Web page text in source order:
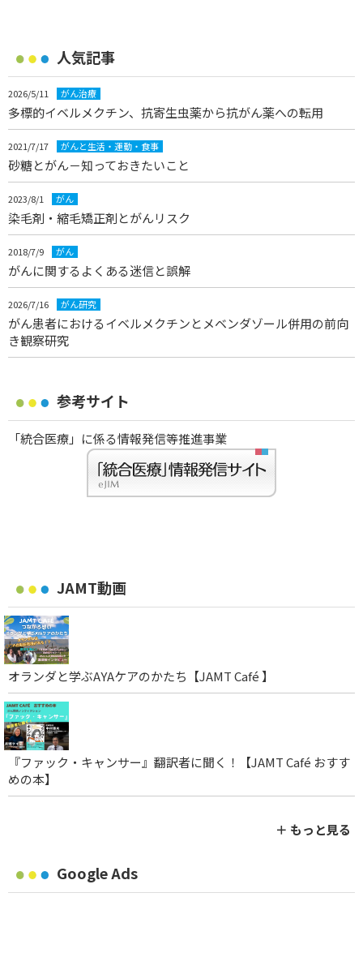
人気記事
2026/5/11 がん治療
多標的イベルメクチン、抗寄生虫薬から抗がん薬への転用
2021/7/17 がんと生活・運動・食事
砂糖とがん－知っておきたいこと
2023/8/1 がん
染毛剤・縮毛矯正剤とがんリスク
2018/7/9 がん
がんに関するよくある迷信と誤解
2026/7/16 がん研究
がん患者におけるイベルメクチンとメベンダゾール併用の前向
き観察研究
参考サイト
「統合医療」に係る情報発信等推進事業
JAMT動画
オランダと学ぶAYAケアのかたち【JAMT Café 】
『ファック・キャンサー』翻訳者に聞く！【JAMT Café おすす
めの本】
＋ もっと見る
Google Ads